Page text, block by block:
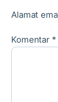
Alamat
Komentar *